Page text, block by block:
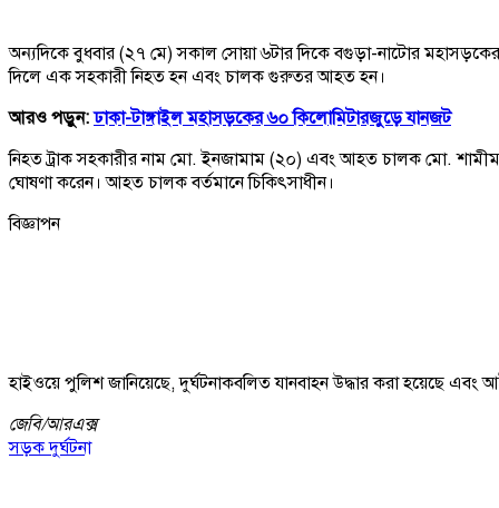
অন্যদিকে বুধবার (২৭ মে) সকাল সোয়া ৬টার দিকে বগুড়া-নাটোর মহাসড়কের
দিলে এক সহকারী নিহত হন এবং চালক গুরুতর আহত হন।
আরও পড়ুন:ঢাকা-টাঙ্গাইল মহাসড়কের ৬০ কিলোমিটারজুড়ে যানজট
নিহত ট্রাক সহকারীর নাম মো. ইনজামাম (২০) এবং আহত চালক মো. শামীম
ঘোষণা করেন। আহত চালক বর্তমানে চিকিৎসাধীন।
বিজ্ঞাপন
হাইওয়ে পুলিশ জানিয়েছে, দুর্ঘটনাকবলিত যানবাহন উদ্ধার করা হয়েছে এবং
জেবি/আরএক্স
সড়ক দুর্ঘটনা